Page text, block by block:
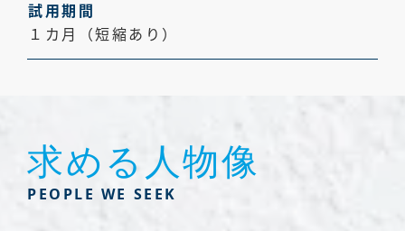
試用期間
１カ月（短縮あり）
求める人物像
PEOPLE WE SEEK